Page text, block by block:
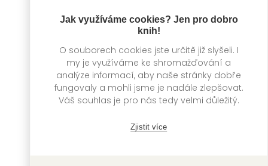
Jak využíváme cookies? Jen pro dobro
knih!
O souborech cookies jste určitě již slyšeli. I
my je využíváme ke shromažďování a
analýze informací, aby naše stránky dobře
fungovaly a mohli jsme je nadále zlepšovat.
Váš souhlas je pro nás tedy velmi důležitý.
Zjistit více
seniory: Domácí